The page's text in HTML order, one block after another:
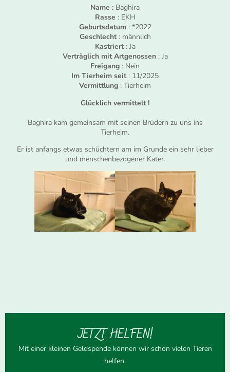
Name : Baghira
Rasse : EKH
Geburtsdatum: *2022
Geschlecht: männlich
Kastriert: Ja
Verträglich mit Artgenossen: Ja
Freigang : Nein
Im Tierheim seit: 11/2025
Vermittlung : Tierheim
Glücklich vermittelt !
Baghira kam gemeinsam mit seinen Brüdern zu uns ins
Tierheim.
Er ist anfangs etwas schüchtern am im Grunde ein sehr lieber
und menschenbezogener Kater.
JETZT HELFEN!
Mit einer kleinen Geldspende können wir schon vielen Tieren
helfen.